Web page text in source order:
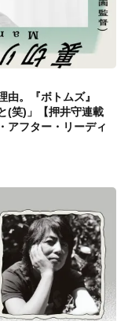
。『ボトムズ』
(笑)」【押井守連載
アフター・リーディ